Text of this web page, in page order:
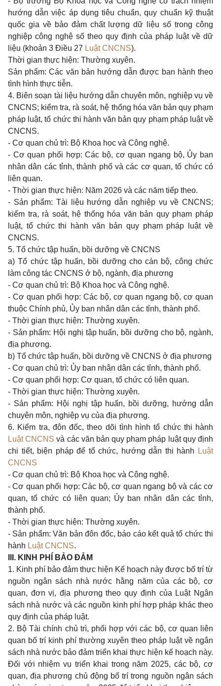
hướng dẫn việc áp dụng tiêu chuẩn, quy chuẩn kỹ thuật
quốc gia về bảo đảm chất lượng dữ liệu số trong công
nghiệp công nghệ số theo quy định của pháp luật về dữ
liệu (khoản 3 Điều 27 Luật CNCNS).
Thời gian thực hiện: Thường xuyên.
Sản phẩm: Các văn bản hướng dẫn được ban hành theo
tình hình thực tiễn.
4. Biên soạn tài liệu hướng dẫn chuyên môn, nghiệp vụ về
CNCNS; kiểm tra, rà soát, hệ thống hóa văn bản quy phạm
pháp luật, tổ chức thi hành văn bản quy phạm pháp luật về
CNCNS.
- Cơ quan chủ trì: Bộ Khoa học và Công nghệ.
- Cơ quan phối hợp: Các bộ, cơ quan ngang bộ, Ủy ban
nhân dân các tỉnh, thành phố và các cơ quan, tổ chức có
liên quan.
- Thời gian thực hiện: Năm 2026 và các năm tiếp theo.
- Sản phẩm: Tài liệu hướng dẫn nghiệp vụ về CNCNS;
kiểm tra, rà soát, hệ thống hóa văn bản quy phạm pháp
luật, tổ chức thi hành văn bản quy phạm pháp luật về
CNCNS.
5. Tổ chức tập huấn, bồi dưỡng về CNCNS
a) Tổ chức tập huấn, bồi dưỡng cho cán bộ, công chức
làm công tác CNCNS ở bộ, ngành, địa phương
- Cơ quan chủ trì: Bộ Khoa học và Công nghệ.
- Cơ quan phối hợp: Các bộ, cơ quan ngang bộ, cơ quan
thuộc Chính phủ, Ủy ban nhân dân các tỉnh, thành phố.
- Thời gian thực hiện: Thường xuyên.
- Sản phẩm: Hội nghị tập huấn, bồi dưỡng cho bộ, ngành,
địa phương.
b) Tổ chức tập huấn, bồi dưỡng về CNCNS ở địa phương
- Cơ quan chủ trì: Ủy ban nhân dân các tỉnh, thành phố.
- Cơ quan phối hợp: Cơ quan, tổ chức có liên quan.
- Thời gian thực hiện: Thường xuyên.
- Sản phẩm: Hội nghị tập huấn, bồi dưỡng, hướng dẫn
chuyên môn, nghiệp vụ của địa phương.
6. Kiểm tra, đôn đốc, theo dõi tình hình tổ chức thi hành
Luật CNCNS và các văn bản quy phạm pháp luật quy định
chi tiết, biện pháp để tổ chức, hướng dẫn thi hành
Luật
CNCNS
- Cơ quan chủ trì: Bộ Khoa học và Công nghệ.
- Cơ quan phối hợp: Các bộ, cơ quan ngang bộ và các cơ
quan, tổ chức có liên quan; Ủy ban nhân dân các tỉnh,
thành phố.
- Thời gian thực hiện: Thường xuyên.
- Sản phẩm: Văn bản đôn đốc, báo cáo kết quả tổ chức thi
hành Luật CNCNS.
III. KINH PHÍ BẢO ĐẢM
1. Kinh phí bảo đảm thực hiện Kế hoạch này được bố trí từ
nguồn ngân sách nhà nước hằng năm của các bộ, cơ
quan, đơn vị, địa phương theo quy định của Luật Ngân
sách nhà nước và các nguồn kinh phí hợp pháp khác theo
quy định của pháp luật.
2. Bộ Tài chính chủ trì, phối hợp với các bộ, cơ quan liên
quan bố trí kinh phí thường xuyên theo pháp luật về ngân
sách nhà nước bảo đảm triển khai thực hiện kế hoạch này.
Đối với nhiệm vụ triển khai trong năm 2025, các bộ, cơ
quan, địa phương chủ động bố trí trong nguồn ngân sách